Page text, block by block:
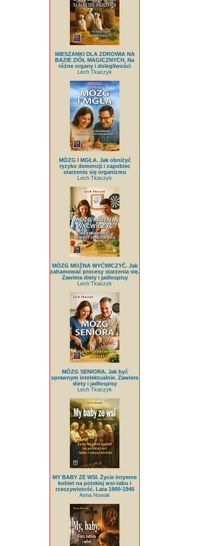
MIESZANKI DLA ZDROWIA NA
BAZIE ZIÓŁ MAGICZNYCH. Na
różne organy i dolegliwości
Lech Tkaczyk
MÓZG I MGŁA. Jak obniżyć
ryzyko demencji i zapobiec
starzeniu się organizmu
Lech Tkaczyk
MÓZG MOŻNA WYĆWICZYĆ. Jak
zahamować procesy starzenia się.
Zawiera diety i jadłospisy
Lech Tkaczyk
MÓZG SENIORA. Jak być
sprawnym intelektualnie. Zawiera
diety i jadłospisy
Lech Tkaczyk
MY BABY ZE WSI. Życie intymne
kobiet na polskiej wsi-tabu i
rzeczywistość. Lata 1900-1945
Anna Nowak